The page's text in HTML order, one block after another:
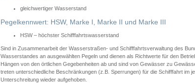
gleichwertiger Wasserstand
Pegelkennwert: HSW, Marke I, Marke II und Marke III
HSW – höchster Schifffahrtswasserstand
Sind in Zusammenarbeit der Wasserstraßen- und Schifffahrtsverwaltung des
Wasserstandes an ausgewählten Pegeln und dienen als Richtwerte für den
Hängen von den örtlichen Gegebenheiten ab und sind von Gewässer zu
treten unterschiedliche Beschränkungen (z.B. Sperrungen) für die Schifffahrt im
Unterschreitung wieder aufgehoben.